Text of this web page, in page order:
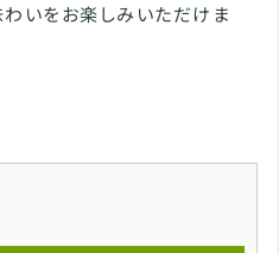
いをお楽しみいただけま